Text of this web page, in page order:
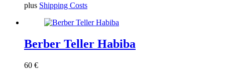
plus Shipping Costs
Berber Teller Habiba
60 €